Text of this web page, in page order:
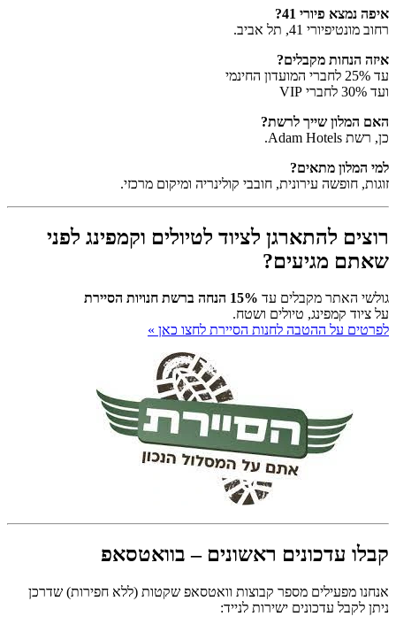
איפה נמצא פיורי 41?
רחוב מונטיפיורי 41, תל אביב.
איזה הנחות מקבלים?
עד 25% לחברי המועדון החינמי
ועד 30% לחברי VIP
האם המלון שייך לרשת?
כן, רשת Adam Hotels.
למי המלון מתאים?
זוגות, חופשה עירונית, חובבי קולינריה ומיקום מרכזי.
רוצים להתארגן לציוד לטיולים וקמפינג לפני
שאתם מגיעים?
גולשי האתר מקבלים עד 15% הנחה ברשת חנויות הסיירת
על ציוד קמפינג, טיולים ושטח.
לפרטים על ההטבה לחנות הסיירת לחצו כאן »
קבלו עדכונים ראשונים – בוואטסאפ
אנחנו מפעילים מספר קבוצות וואטסאפ שקטות (ללא חפירות) שדרכן
ניתן לקבל עדכונים ישירות לנייד: